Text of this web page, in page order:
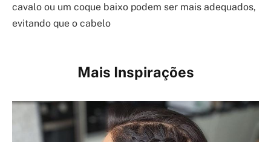
cavalo ou um coque baixo podem ser mais adequados,
evitando que o cabelo
Mais Inspirações